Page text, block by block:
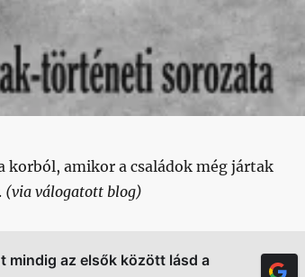
korból, amikor a családok még jártak
(via válogatott blog)
mindig az elsők között lásd a